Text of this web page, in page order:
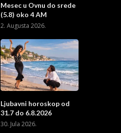
Mesec u Ovnu do srede
(5.8) oko 4 AM
2. Augusta 2026.
Ljubavni horoskop od
31.7 do 6.8.2026
30. Jula 2026.